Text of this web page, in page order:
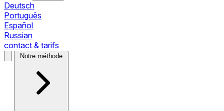
Deutsch
Português
Español
Russian
contact & tarifs
Notre méthode